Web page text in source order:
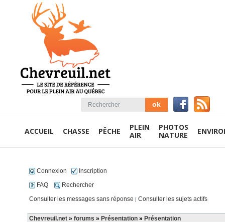
ACCUEIL CHASSE PÊCHE
PLEIN
AIR
PHOTOS
NATURE
Connexion
Inscription
FAQ
Rechercher
Consulter les messages sans réponse | Consulter les sujets actifs
Chevreuil.net » forums » Présentation » Présentation